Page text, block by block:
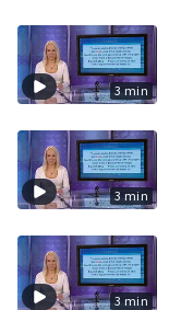
3 min
3 min
3 min